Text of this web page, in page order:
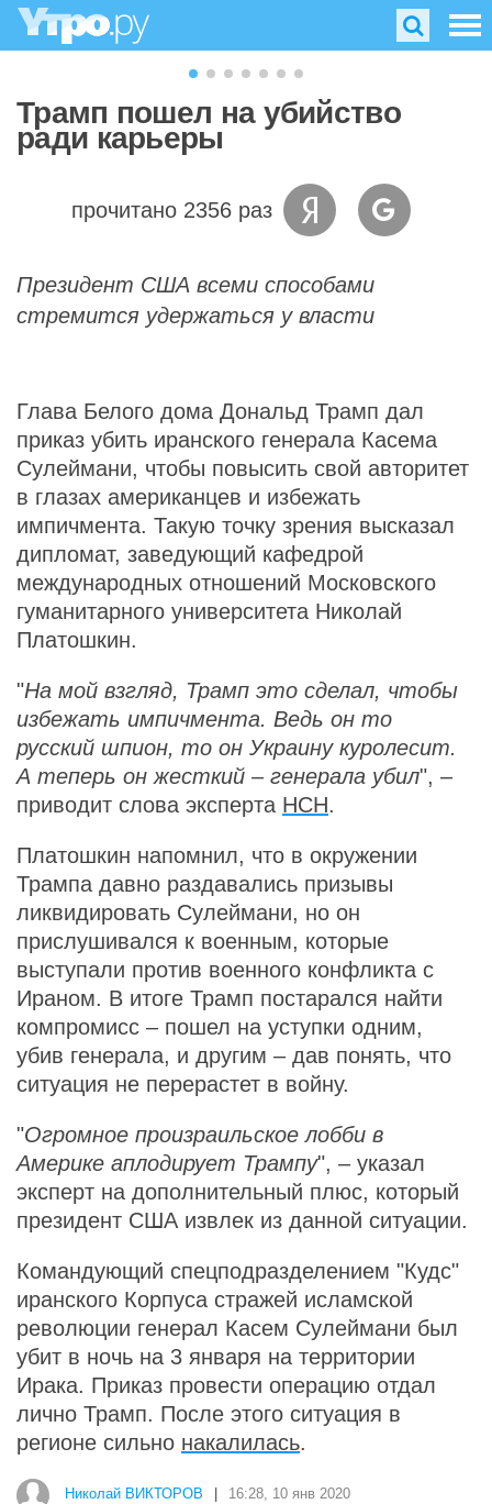
Трамп пошел на убийство
ради карьеры
прочитано 2356 раз
Президент США всеми способами
стремится удержаться у власти
Глава Белого дома Дональд Трамп дал
приказ убить иранского генерала Касема
Сулеймани, чтобы повысить свой авторитет
в глазах американцев и избежать
импичмента. Такую точку зрения высказал
дипломат, заведующий кафедрой
международных отношений Московского
гуманитарного университета Николай
Платошкин.
"На мой взгляд, Трамп это сделал, чтобы
избежать импичмента. Ведь он то
русский шпион, то он Украину куролесит.
А теперь он жесткий – генерала убил", –
приводит слова эксперта НСН.
Платошкин напомнил, что в окружении
Трампа давно раздавались призывы
ликвидировать Сулеймани, но он
прислушивался к военным, которые
выступали против военного конфликта с
Ираном. В итоге Трамп постарался найти
компромисс – пошел на уступки одним,
убив генерала, и другим – дав понять, что
ситуация не перерастет в войну.
"Огромное произраильское лобби в
Америке аплодирует Трампу", – указал
эксперт на дополнительный плюс, который
президент США извлек из данной ситуации.
Командующий спецподразделением "Кудс"
иранского Корпуса стражей исламской
революции генерал Касем Сулеймани был
убит в ночь на 3 января на территории
Ирака. Приказ провести операцию отдал
лично Трамп. После этого ситуация в
регионе сильно накалилась.
Николай ВИКТОРОВ 16:28, 10 янв 2020